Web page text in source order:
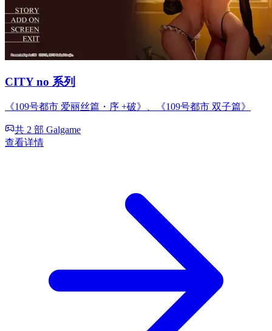
CITY no 系列
《109号都市 爱丽丝篇・序 +破》、《109号都市 双子篇》
共 2 部 Galgame
查看详情